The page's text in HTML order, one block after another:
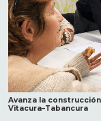
Avanza la
Vitacura–Tabancura